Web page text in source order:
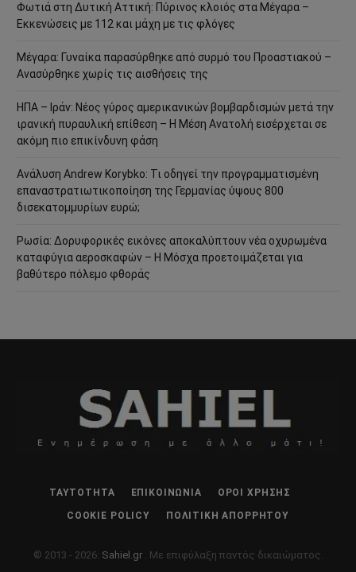
Φωτιά στη Δυτική Αττική: Πύρινος κλοιός στα Μέγαρα –
Εκκενώσεις με 112 και μάχη με τις φλόγες
Μέγαρα: Γυναίκα παρασύρθηκε από συρμό του Προαστιακού –
Ανασύρθηκε χωρίς τις αισθήσεις της
ΗΠΑ – Ιράν: Νέος γύρος αμερικανικών βομβαρδισμών μετά την
ιρανική πυραυλική επίθεση – Η Μέση Ανατολή εισέρχεται σε
ακόμη πιο επικίνδυνη φάση
Ανάλυση Andrew Korybko: Τι οδηγεί την προγραμματισμένη
επαναστρατιωτικοποίηση της Γερμανίας ύψους 800
δισεκατομμυρίων ευρώ;
Ρωσία: Δορυφορικές εικόνες αποκαλύπτουν νέα οχυρωμένα
καταφύγια αεροσκαφών – Η Μόσχα προετοιμάζεται για
βαθύτερο πόλεμο φθοράς
ΤΑΥΤΌΤΗΤΑ ΕΠΙΚΟΙΝΩΝΊΑ ΌΡΟΙ ΧΡΉΣΗΣ
COOKIE POLICY ΠΟΛΙΤΙΚΉ ΑΠΟΡΡΉΤΟΥ
© 2013 - 2026: Sahiel.gr . Με επιφύλαξη παντός δικαιώματος.